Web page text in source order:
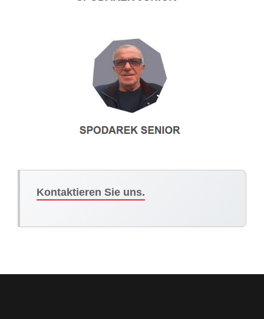
Kontaktieren Sie uns.